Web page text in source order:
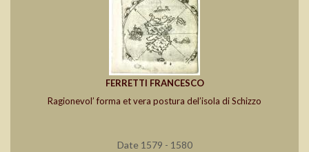
FERRETTI FRANCESCO
Ragionevol’ forma et vera postura del’isola di Schizzo
Date 1579 - 1580